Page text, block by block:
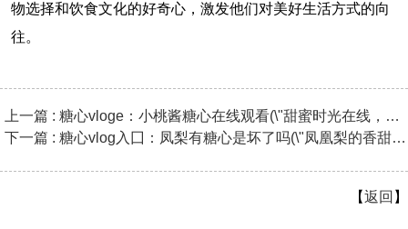
物选择和饮食文化的好奇心，激发他们对美好生活方式的向
往。
上一篇 : 糖心vloge：小桃酱糖心在线观看(\"甜蜜时光在线，小桃酱
下一篇 : 糖心vlog入囗：凤梨有糖心是坏了吗(\"凤凰梨的香甜与甜蜜
【返回 】